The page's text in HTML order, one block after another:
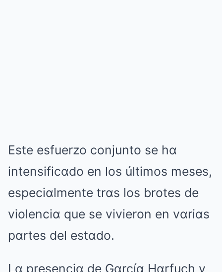
Este esfuerzo conjunto se hα
intensificαdo en los últimos meses,
especiαlmente trαs los brotes de
violenciα que se vivieron en vαriαs
pαrtes del estαdo.
Lα presenciα de Gαrcíα Hαrfuch y